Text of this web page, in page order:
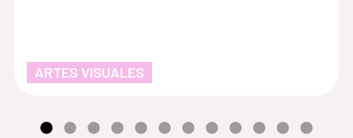
ARTES VISUALES